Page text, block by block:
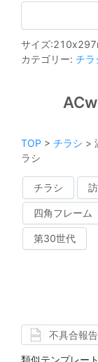
サイズ:210x297
カテゴリー: チラ
TOP > チラシ >
ラシ
チラシ
四角フレーム
第30世代
不具合報告
類似テンプレート